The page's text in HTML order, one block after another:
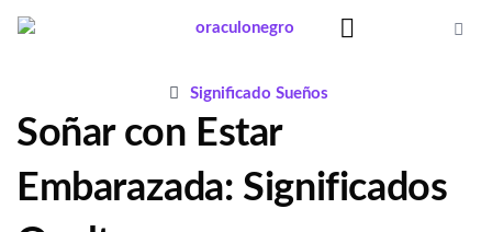
Significado Sueños
Soñar con Estar
Embarazada: Significados